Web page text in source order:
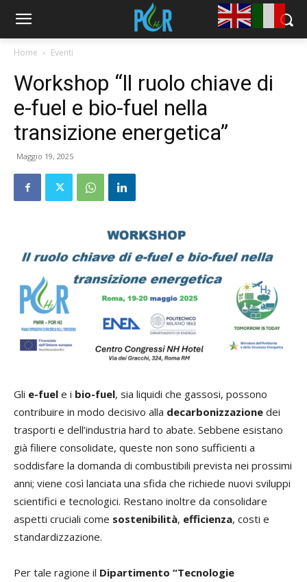
Home Eventi
Workshop “ll ruolo chiave di
e-fuel e bio-fuel nella
transizione energetica”
Maggio 19, 2025
Gli e-fuel e i bio-fuel, sia liquidi che gassosi, possono
contribuire in modo decisivo alla decarbonizzazione dei
trasporti e dell’industria hard to abate. Sebbene esistano
già filiere consolidate, queste non sono sufficienti a
soddisfare la domanda di combustibili prevista nei prossimi
anni; viene così lanciata una sfida che richiede nuovi sviluppi
scientifici e tecnologici. Restano inoltre da consolidare
aspetti cruciali come sostenibilità, efficienza, costi e
standardizzazione.
Per tale ragione il Dipartimento “Tecnologie